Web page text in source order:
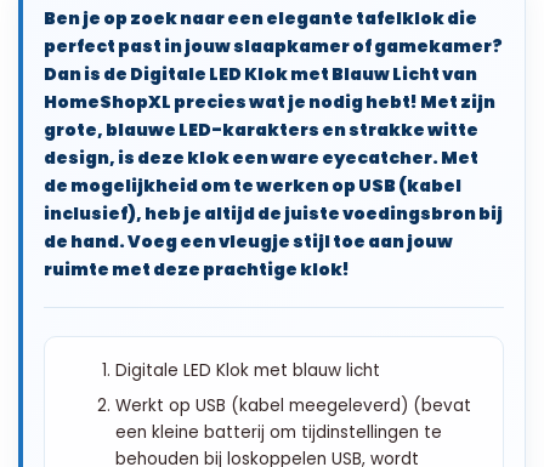
Ben je op zoek naar een elegante tafelklok die
perfect past in jouw slaapkamer of gamekamer?
Dan is de Digitale LED Klok met Blauw Licht van
HomeShopXL precies wat je nodig hebt! Met zijn
grote, blauwe LED-karakters en strakke witte
design, is deze klok een ware eyecatcher. Met
de mogelijkheid om te werken op USB (kabel
inclusief), heb je altijd de juiste voedingsbron bij
de hand. Voeg een vleugje stijl toe aan jouw
ruimte met deze prachtige klok!
Digitale LED Klok met blauw licht
Werkt op USB (kabel meegeleverd) (bevat
een kleine batterij om tijdinstellingen te
behouden bij loskoppelen USB, wordt